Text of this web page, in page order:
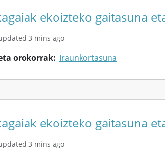
ekoizteko gaitasuna
3 mins ago
orokorrak Iraunkortasuna
ekoizteko gaitasuna
3 mins ago